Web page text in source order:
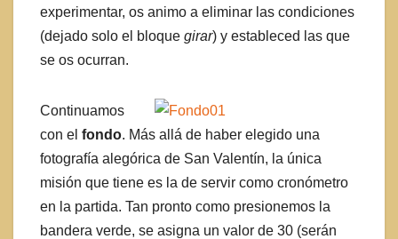
experimentar, os animo a eliminar las condiciones
(dejado solo el bloque girar) y estableced las que
se os ocurran.
Continuamos
con el fondo. Más allá de haber elegido una
fotografía alegórica de San Valentín, la única
misión que tiene es la de servir como cronómetro
en la partida. Tan pronto como presionemos la
bandera verde, se asigna un valor de 30 (serán